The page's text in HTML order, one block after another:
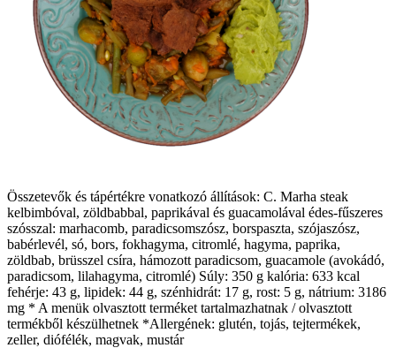
Összetevők és tápértékre vonatkozó állítások: C. Marha steak
kelbimbóval, zöldbabbal, paprikával és guacamolával édes-fűszeres
szósszal: marhacomb, paradicsomszósz, borspaszta, szójaszósz,
babérlevél, só, bors, fokhagyma, citromlé, hagyma, paprika,
zöldbab, brüsszel csíra, hámozott paradicsom, guacamole (avokádó,
paradicsom, lilahagyma, citromlé) Súly: 350 g kalória: 633 kcal
fehérje: 43 g, lipidek: 44 g, szénhidrát: 17 g, rost: 5 g, nátrium: 3186
mg * A menük olvasztott terméket tartalmazhatnak / olvasztott
termékből készülhetnek *Allergének: glutén, tojás, tejtermékek,
zeller, diófélék, magvak, mustár